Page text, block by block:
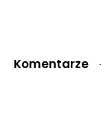
Komentarze